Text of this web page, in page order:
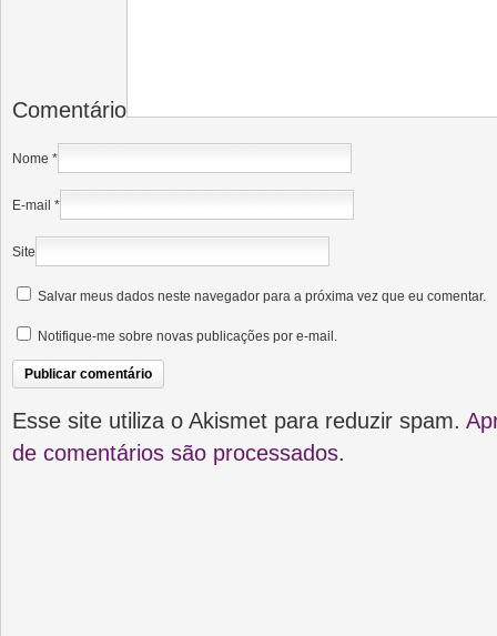
Comentário
Nome *
E-mail *
Site
Salvar meus dados neste navegador para a próxima vez que eu comentar.
Notifique-me sobre novas publicações por e-mail.
Esse site utiliza o Akismet para reduzir spam.
de comentários são processados.